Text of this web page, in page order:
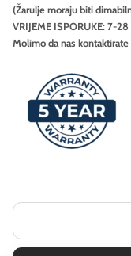
(Žarulje moraju biti
VRIJEME ISPORUKE: 7-28
Molimo da nas